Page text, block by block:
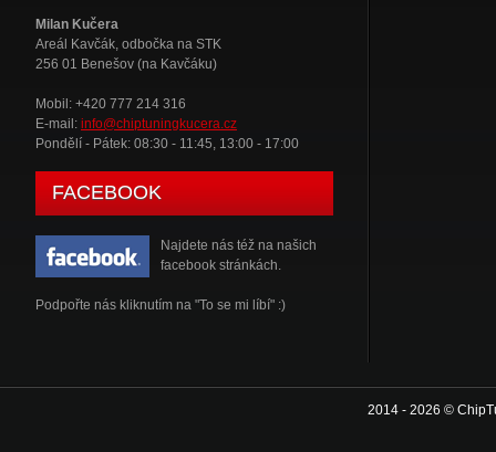
Milan Kučera
Areál Kavčák, odbočka na STK
256 01 Benešov (na Kavčáku)
Mobil: +420 777 214 316
E-mail: info@chiptuningkucera.cz
Pondělí - Pátek: 08:30 - 11:45, 13:00 - 17:00
FACEBOOK
Najdete nás též na našich
facebook stránkách.
Podpořte nás kliknutím na "To se mi líbí" :)
2014 - 2026 ©